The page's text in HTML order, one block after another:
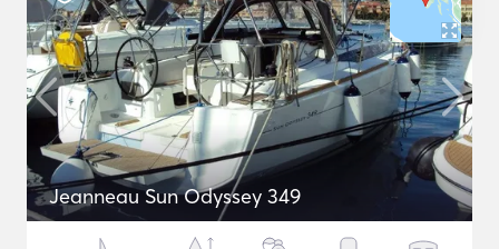
Jeanneau Sun Odyssey 349